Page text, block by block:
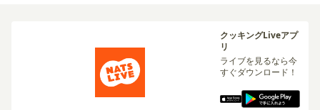
クッキングLiveアプ
リ
ライブを見るなら今
すぐダウンロード！